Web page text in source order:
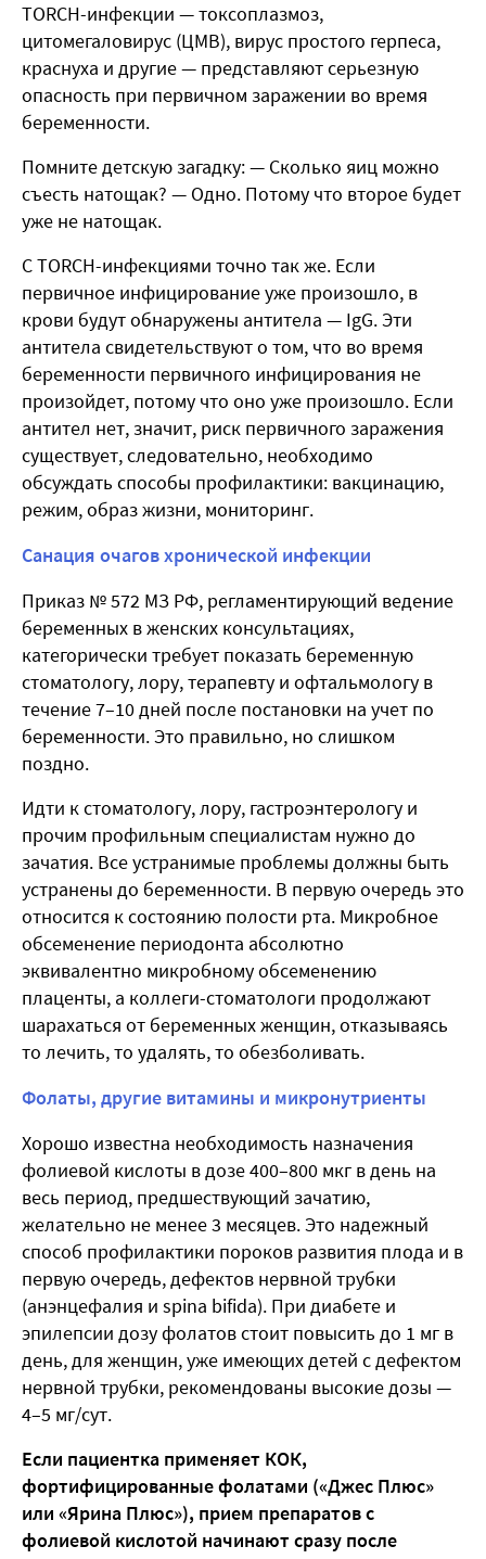
TORCH-инфекции — токсоплазмоз,
цитомегаловирус (ЦМВ), вирус простого герпеса,
краснуха и другие — представляют серьезную
опасность при первичном заражении во время
беременности.
Помните детскую загадку: — Сколько яиц можно
съесть натощак? — Одно. Потому что второе будет
уже не натощак.
С TORCH-инфекциями точно так же. Если
первичное инфицирование уже произошло, в
крови будут обнаружены антитела — IgG. Эти
антитела свидетельствуют о том, что во время
беременности первичного инфицирования не
произойдет, потому что оно уже произошло. Если
антител нет, значит, риск первичного заражения
существует, следовательно, необходимо
обсуждать способы профилактики: вакцинацию,
режим, образ жизни, мониторинг.
Санация очагов хронической инфекции
Приказ № 572 МЗ РФ, регламентирующий ведение
беременных в женских консультациях,
категорически требует показать беременную
стоматологу, лору, терапевту и офтальмологу в
течение 7–10 дней после постановки на учет по
беременности. Это правильно, но слишком
поздно.
Идти к стоматологу, лору, гастроэнтерологу и
прочим профильным специалистам нужно до
зачатия. Все устранимые проблемы должны быть
устранены до беременности. В первую очередь это
относится к состоянию полости рта. Микробное
обсеменение периодонта абсолютно
эквивалентно микробному обсеменению
плаценты, а коллеги-стоматологи продолжают
шарахаться от беременных женщин, отказываясь
то лечить, то удалять, то обезболивать.
Фолаты, другие витамины и микронутриенты
Хорошо известна необходимость назначения
фолиевой кислоты в дозе 400–800 мкг в день на
весь период, предшествующий зачатию,
желательно не менее 3 месяцев. Это надежный
способ профилактики пороков развития плода и в
первую очередь, дефектов нервной трубки
(анэнцефалия и spina bifida). При диабете и
эпилепсии дозу фолатов стоит повысить до 1 мг в
день, для женщин, уже имеющих детей с дефектом
нервной трубки, рекомендованы высокие дозы —
4–5 мг/сут.
Если пациентка применяет КОК,
фортифицированные фолатами («Джес Плюс»
или «Ярина Плюс»), прием препаратов с
фолиевой кислотой начинают сразу после